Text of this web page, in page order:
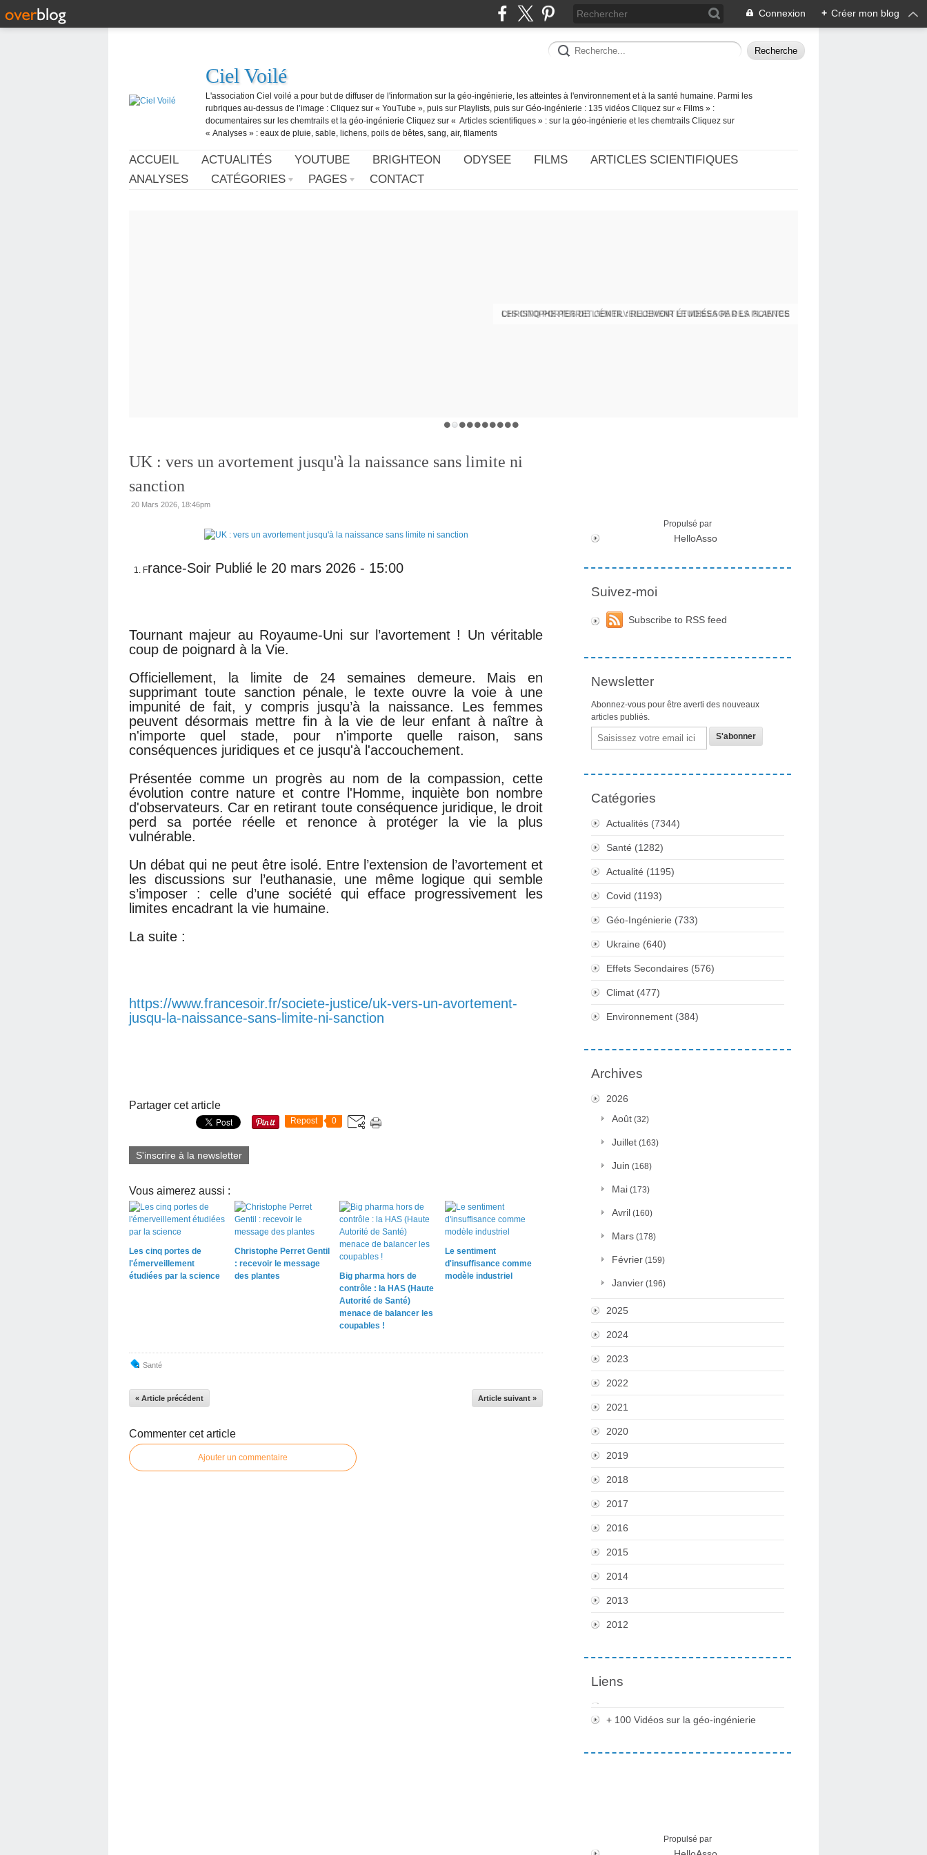
Connexion + Créer mon blog
Ciel Voilé
L'association Ciel voilé a pour but de diffuser de l'information sur la géo-ingénierie, les atteintes à l'environnement et à la santé humaine. Parmi les
rubriques au-dessus de l’image : Cliquez sur « YouTube », puis sur Playlists, puis sur Géo-ingénierie : 135 vidéos Cliquez sur « Films » :
documentaires sur les chemtrails et la géo-ingénierie Cliquez sur « Articles scientifiques » : sur la géo-ingénierie et les chemtrails Cliquez sur
« Analyses » : eaux de pluie, sable, lichens, poils de bêtes, sang, air, filaments
ACCUEIL ACTUALITÉS YOUTUBE BRIGHTEON ODYSEE FILMS
ARTICLES SCIENTIFIQUES
ANALYSES
CATÉGORIES PAGES CONTACT
CHRISTOPHE PERRET GENTIL : RECEVOIR LE MESSAGE DES PLANTES
UK : vers un avortement jusqu'à la naissance sans limite ni
sanction
20 Mars 2026, 18:46pm
France-Soir Publié le 20 mars 2026 - 15:00
Tournant majeur au Royaume-Uni sur l’avortement ! Un véritable
coup de poignard à la Vie.
Officiellement, la limite de 24 semaines demeure. Mais en
supprimant toute sanction pénale, le texte ouvre la voie à une
impunité de fait, y compris jusqu’à la naissance. Les femmes
peuvent désormais mettre fin à la vie de leur enfant à naître à
n'importe quel stade, pour n'importe quelle raison, sans
conséquences juridiques et ce jusqu'à l'accouchement.
Présentée comme un progrès au nom de la compassion, cette
évolution contre nature et contre l'Homme, inquiète bon nombre
d'observateurs. Car en retirant toute conséquence juridique, le droit
perd sa portée réelle et renonce à protéger la vie la plus
vulnérable.
Un débat qui ne peut être isolé. Entre l’extension de l’avortement et
les discussions sur l’euthanasie, une même logique qui semble
s’imposer : celle d’une société qui efface progressivement les
limites encadrant la vie humaine.
La suite :
https://www.francesoir.fr/societe-justice/uk-vers-un-avortement-
jusqu-la-naissance-sans-limite-ni-sanction
Partager cet article
Repost 0
S'inscrire à la newsletter
Vous aimerez aussi :
Les cinq portes de
l'émerveillement
étudiées par la science
Christophe Perret Gentil
: recevoir le message
des plantes
Big pharma hors de
contrôle : la HAS (Haute
Autorité de Santé)
menace de balancer les
coupables !
Le sentiment
d'insuffisance comme
modèle industriel
Santé
« Article précédent Article suivant »
Commenter cet article
Ajouter un commentaire
Propulsé par
HelloAsso
Suivez-moi
Subscribe to RSS feed
Newsletter
Abonnez-vous pour être averti des nouveaux
articles publiés.
Email
Catégories
Actualités (7344)
Santé (1282)
Actualité (1195)
Covid (1193)
Géo-Ingénierie (733)
Ukraine (640)
Effets Secondaires (576)
Climat (477)
Environnement (384)
Archives
2026
Août (32)
Juillet (163)
Juin (168)
Mai (173)
Avril (160)
Mars (178)
Février (159)
Janvier (196)
2025
2024
2023
2022
2021
2020
2019
2018
2017
2016
2015
2014
2013
2012
Liens
+ 100 Vidéos sur la géo-ingénierie
Propulsé par